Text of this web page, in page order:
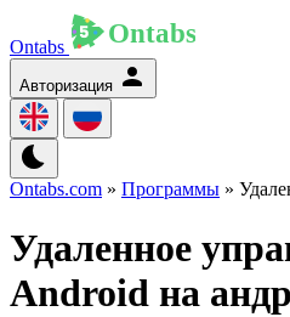
Ontabs
Авторизация
Ontabs.com » Программы »
Удаленное
Android на